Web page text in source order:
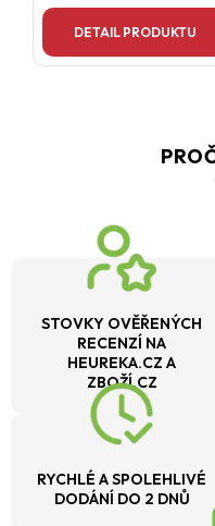
DETAIL PRODUKTU
STOVKY OVĚŘENÝCH
RECENZÍ NA
HEUREKA.CZ A
ZBOŽÍ.CZ
RYCHLÉ A SPOLEHLIVÉ
DODÁNÍ DO 2 DNŮ